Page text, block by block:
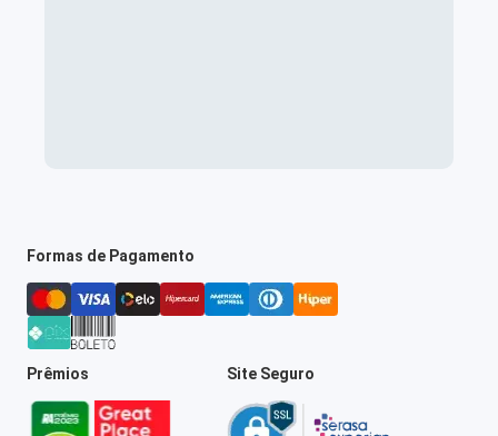
Formas de Pagamento
Prêmios Site Seguro